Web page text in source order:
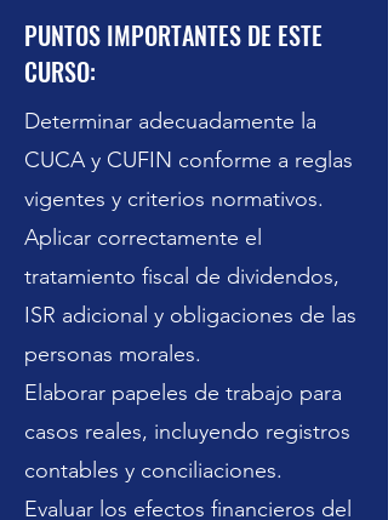
Previous Next
PUNTOS IMPORTANTES DE ESTE
CURSO:
Determinar adecuadamente la
CUCA y CUFIN conforme a reglas
vigentes y criterios normativos.
Aplicar correctamente el
tratamiento fiscal de dividendos,
ISR adicional y obligaciones de las
personas morales.
Elaborar papeles de trabajo para
casos reales, incluyendo registros
contables y conciliaciones.
Evaluar los efectos financieros del